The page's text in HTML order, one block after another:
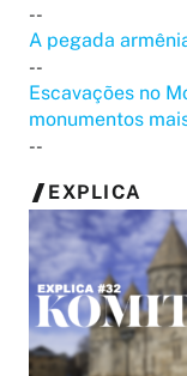
--
A pegada
--
Escavações no
monumentos
--
EXPLICA